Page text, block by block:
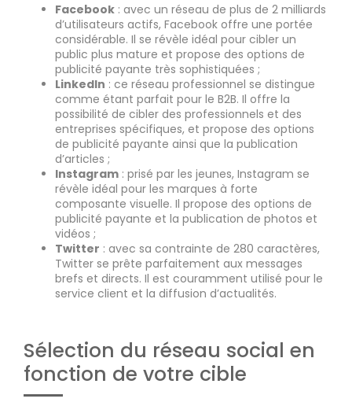
Facebook : avec un réseau de plus de 2 milliards
d’utilisateurs actifs, Facebook offre une portée
considérable. Il se révèle idéal pour cibler un
public plus mature et propose des options de
publicité payante très sophistiquées ;
LinkedIn : ce réseau professionnel se distingue
comme étant parfait pour le B2B. Il offre la
possibilité de cibler des professionnels et des
entreprises spécifiques, et propose des options
de publicité payante ainsi que la publication
d’articles ;
Instagram : prisé par les jeunes, Instagram se
révèle idéal pour les marques à forte
composante visuelle. Il propose des options de
publicité payante et la publication de photos et
vidéos ;
Twitter : avec sa contrainte de 280 caractères,
Twitter se prête parfaitement aux messages
brefs et directs. Il est couramment utilisé pour le
service client et la diffusion d’actualités.
Sélection du réseau social en
fonction de votre cible